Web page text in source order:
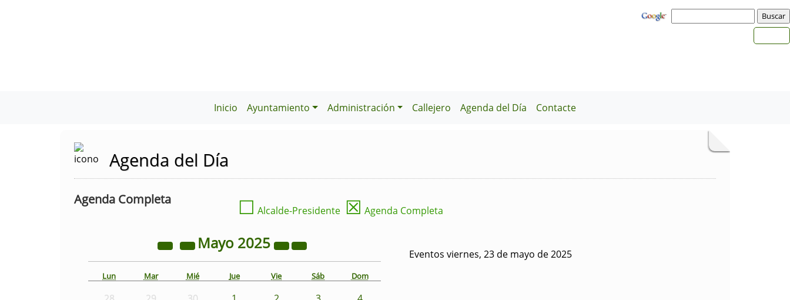
Inicio Ayuntamiento Administración Callejero Agenda del Día Contacte
Agenda del Día
Agenda Completa ☐ Alcalde-Presidente ☒ Agenda Completa
Mayo 2025
Lun Mar Mié Jue Vie Sáb Dom
Eventos viernes, 23 de mayo de 2025